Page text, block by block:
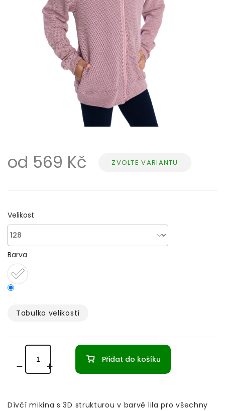
od 569 Kč Měrná
ZVOLTE VARIANTU
Velikost
Barva
Tabulka velikostí­
Přidat do košíku
Dívčí mikina s 3D strukturou v barvě lila pro všechny